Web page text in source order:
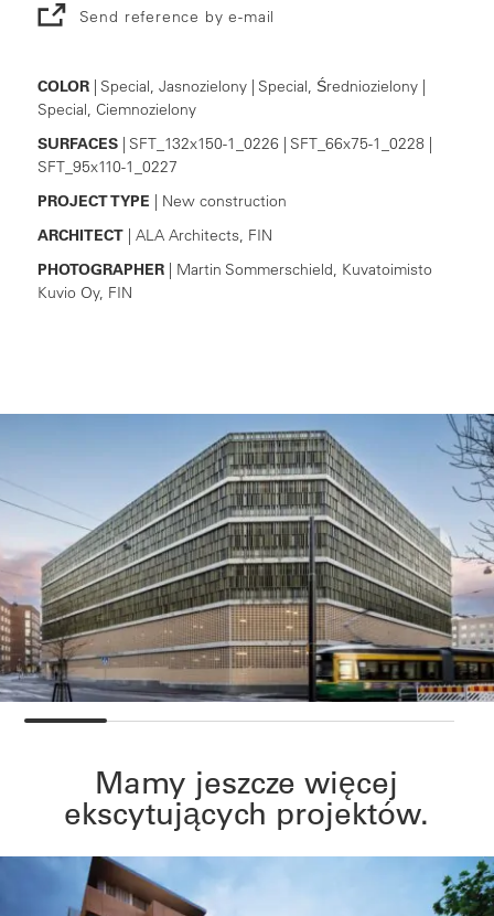
Send reference by e-mail
COLOR| Special, Jasnozielony | Special, Średniozielony |
Special, Ciemnozielony
SURFACES| SFT_132x150-1_0226 | SFT_66x75-1_0228 |
SFT_95x110-1_0227
PROJECT TYPE | New construction
ARCHITECT| ALA Architects, FIN
PHOTOGRAPHER| Martin Sommerschield, Kuvatoimisto
Kuvio Oy, FIN
Mamy jeszcze więcej
ekscytujących projektów.